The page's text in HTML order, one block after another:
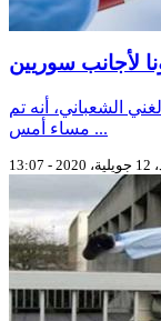
الشعباني، أنه تم
مساء أمس ...